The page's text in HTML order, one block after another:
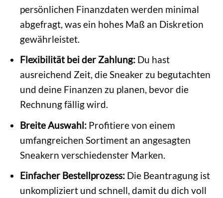
persönlichen Finanzdaten werden minimal
abgefragt, was ein hohes Maß an Diskretion
gewährleistet.
Flexibilität bei der Zahlung:Du hast
ausreichend Zeit, die Sneaker zu begutachten
und deine Finanzen zu planen, bevor die
Rechnung fällig wird.
Breite Auswahl:Profitiere von einem
umfangreichen Sortiment an angesagten
Sneakern verschiedenster Marken.
Einfacher Bestellprozess:Die Beantragung ist
unkompliziert und schnell, damit du dich voll